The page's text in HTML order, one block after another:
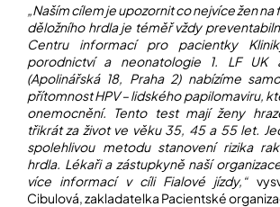
„Naším cílem je upozornit co nejvíce žen
děložního hrdla je téměř vždy
Centru informací pro pacientky
porodnictví a neonatologie 1. LF UK
(Apolinářská 18, Praha 2) nabízíme
přítomnost HPV – lidského papilomaviru,
onemocnění. Tento test mají ženy
třikrát za život ve věku 35, 45 a 55 let.
spolehlivou metodu stanovení rizika
hrdla. Lékaři a zástupkyně naší
více informací v cíli Fialové jízdy,“
Cibulová, zakladatelka Pacientské